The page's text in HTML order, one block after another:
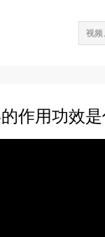
作用功效是